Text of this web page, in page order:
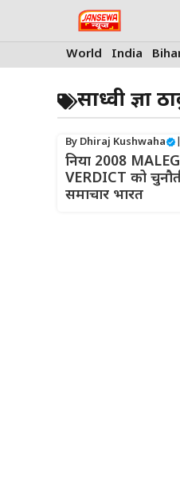
World India
साध्वी प्रज्ञा
By Dhiraj Kushwaha
निया 2008
VERDICT को
समाचार भारत